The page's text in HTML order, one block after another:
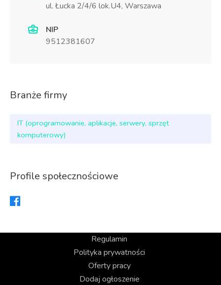
ul. Łucka 2/4/6 lok.U4, Warszawa
NIP
9512381607
Branże firmy
IT (oprogramowanie, aplikacje, serwery, sprzęt
komputerowy)
Profile społecznościowe
Regulamin
Polityka prywatności
Oferty pracy
Dodaj ogłoszenie